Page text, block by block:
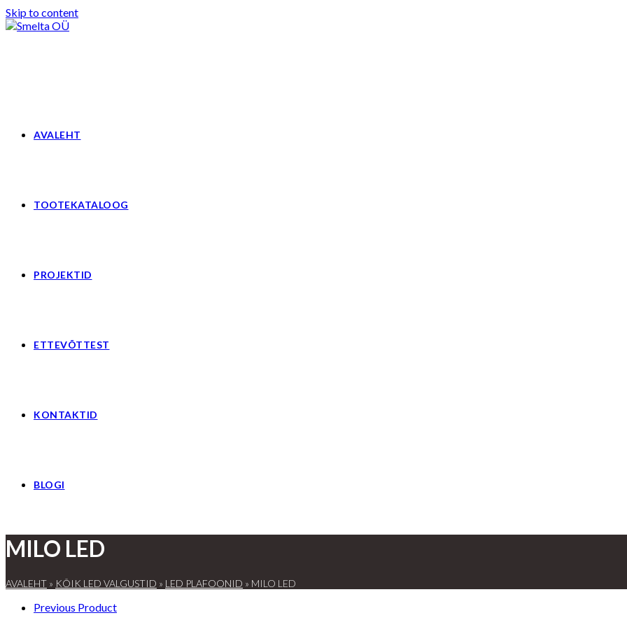
Skip to content
AVALEHT
TOOTEKATALOOG
PROJEKTID
ETTEVÕTTEST
KONTAKTID
BLOGI
MILO LED
AVALEHT » KÕIK LED VALGUSTID » LED PLAFOONID » MILO LED
Previous Product